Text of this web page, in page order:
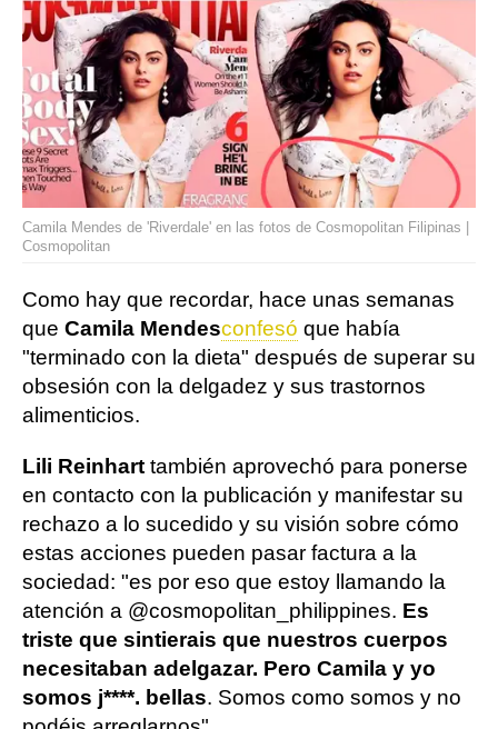
Camila Mendes de 'Riverdale' en las fotos de Cosmopolitan Filipinas |
Cosmopolitan
Como hay que recordar, hace unas semanas
que Camila Mendesconfesó que había
"terminado con la dieta" después de superar su
obsesión con la delgadez y sus trastornos
alimenticios.
Lili Reinhart también aprovechó para ponerse
en contacto con la publicación y manifestar su
rechazo a lo sucedido y su visión sobre cómo
estas acciones pueden pasar factura a la
sociedad: "es por eso que estoy llamando la
atención a @cosmopolitan_philippines. Es
triste que sintierais que nuestros cuerpos
necesitaban adelgazar. Pero Camila y yo
somos j****. bellas. Somos como somos y no